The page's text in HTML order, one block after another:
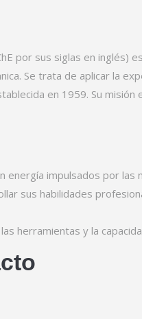
por sus siglas en inglés)
Se trata de aplicar la
en 1959. Su
impulsados por
sus habilidades
herramientas y la